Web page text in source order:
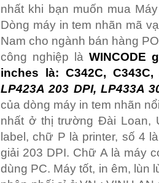
nhất khi bạn muốn mua
Dòng máy in tem nhãn mã
Nam cho ngành bán hàng
công nghiệp là WINCODE
inches là: C342C, C343C,
LP423A 203 DPI, LP433A
của dòng máy in tem nhãn
nhất ở thị trường Đài Loan,
label, chữ P là printer, số 4
giải 203 DPI. Chữ A là máy
dùng PC. Máy tốt, in êm, lùn